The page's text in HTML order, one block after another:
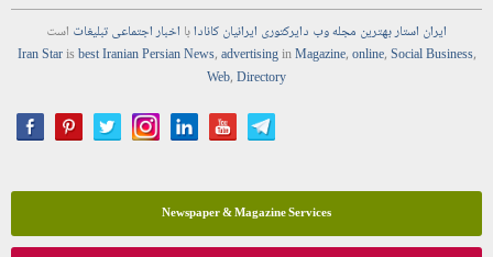
ایران استاربهترین مجلهوب دایرکتوری ایرانیان کانادابا اخباراجتماعیتبلیغات است
Iran Starisbest Iranian PersianNews,advertisinginMagazine,online,Social Business,
Web,Directory
Newspaper & Magazine Services